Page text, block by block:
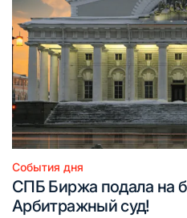
Опубликовано
в
События дня
СПБ Биржа подала на
Арбитражный суд!